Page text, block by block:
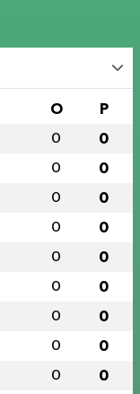
O P
0 0
0 0
0 0
0 0
0 0
0 0
0 0
0 0
0 0